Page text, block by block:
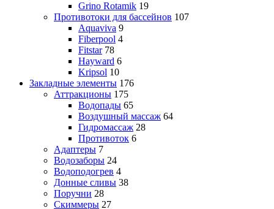
Grino Rotamik 19
Противотоки для бассейнов 107
Aquaviva 9
Fiberpool 4
Fitstar 78
Hayward 6
Kripsol 10
Закладные элементы 176
Аттракционы 175
Водопады 65
Воздушный массаж 64
Гидромассаж 28
Противоток 6
Адаптеры 7
Водозаборы 24
Водоподогрев 4
Донные сливы 38
Поручни 28
Скиммеры 27